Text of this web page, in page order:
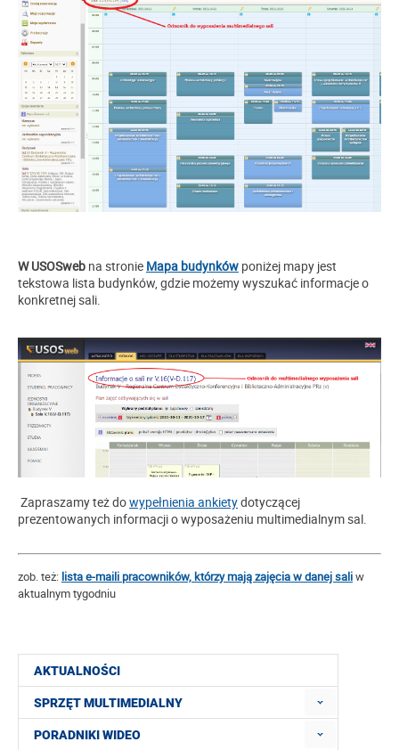
AKTUALNOŚCI
SPRZĘT MULTIMEDIALNY
PORADNIKI WIDEO
WUSOSweb na stronie Mapa budynków poniżej mapy jest
tekstowa lista budynków, gdzie możemy wyszukać informacje o
konkretnej sali.
Zapraszamy też dowypełnienia ankietydotyczącej
prezentowanych informacji o wyposażeniu multimedialnym sal.
zob. też: lista e-maili pracowników, którzy mają zajęcia w danej saliw
aktualnym tygodniu